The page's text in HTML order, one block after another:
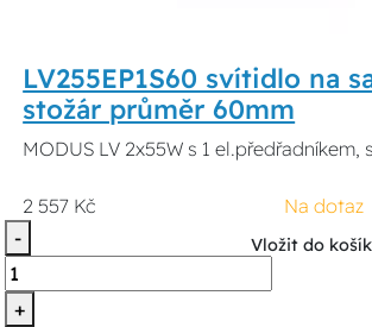
LV255EP1S60 svítidlo na
stožár průměr 60mm
MODUS LV 2x55W s 1 el.předřadníkem,
2 557 Kč
Na dotaz
-
+
Vložit do